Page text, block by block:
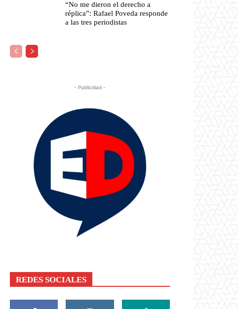
“No me dieron el derecho a
réplica”: Rafael Poveda responde
a las tres periodistas
- Publicidad -
REDES SOCIALES